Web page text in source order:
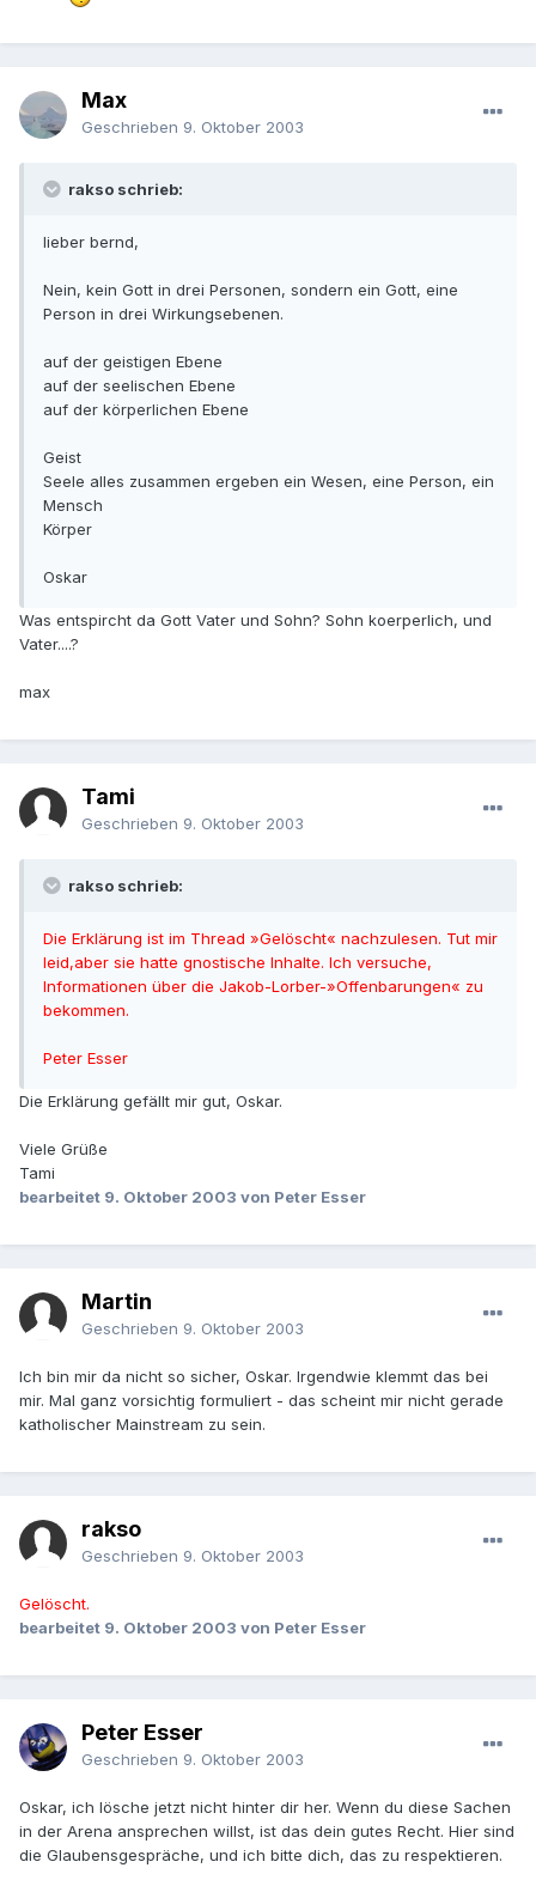
Max
Geschrieben 9. Oktober 2003
rakso schrieb:
lieber bernd,
Nein, kein Gott in drei Personen, sondern ein Gott, eine
Person in drei Wirkungsebenen.
auf der geistigen Ebene
auf der seelischen Ebene
auf der körperlichen Ebene
Geist
Seele alles zusammen ergeben ein Wesen, eine Person, ein
Mensch
Körper
Oskar
Was entspircht da Gott Vater und Sohn? Sohn koerperlich, und
Vater....?
max
Tami
Geschrieben 9. Oktober 2003
rakso schrieb:
Die Erklärung ist im Thread »Gelöscht« nachzulesen. Tut mir
leid,aber sie hatte gnostische Inhalte. Ich versuche,
Informationen über die Jakob-Lorber-»Offenbarungen« zu
bekommen.
Peter Esser
Die Erklärung gefällt mir gut, Oskar.
Viele Grüße
Tami
bearbeitet 9. Oktober 2003 von Peter Esser
Martin
Geschrieben 9. Oktober 2003
Ich bin mir da nicht so sicher, Oskar. Irgendwie klemmt das bei
mir. Mal ganz vorsichtig formuliert - das scheint mir nicht gerade
katholischer Mainstream zu sein.
rakso
Geschrieben 9. Oktober 2003
Gelöscht.
bearbeitet 9. Oktober 2003 von Peter Esser
Peter Esser
Geschrieben 9. Oktober 2003
Oskar, ich lösche jetzt nicht hinter dir her. Wenn du diese Sachen
in der Arena ansprechen willst, ist das dein gutes Recht. Hier sind
die Glaubensgespräche, und ich bitte dich, das zu respektieren.